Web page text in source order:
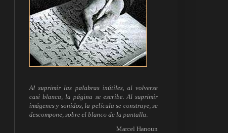
Al suprimir las palabras inútiles, al volverse
casi blanca, la página se escribe. Al suprimir
imágenes y sonidos, la película se construye, se
descompone, sobre el blanco de la pantalla.
Marcel Hanoun